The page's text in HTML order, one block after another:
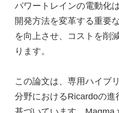
パワートレインの電動化
開発方法を変革する重要
を向上させ、コストを削
ります。
この論文は、専用ハイブ
分野におけるRicardoの進